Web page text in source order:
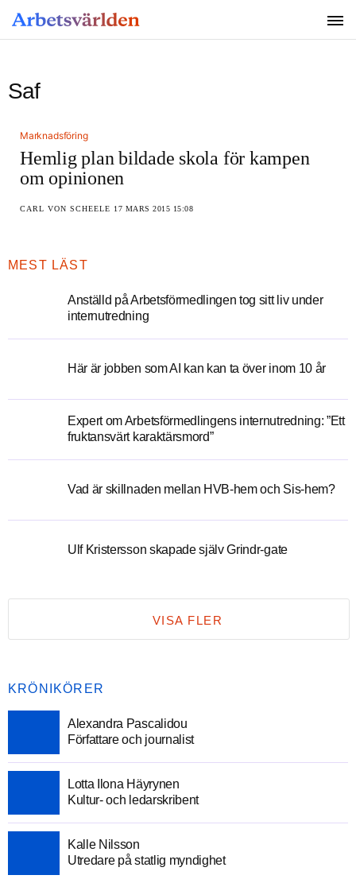
Saf
Marknadsföring
Hemlig plan bildade skola för kampen
om opinionen
CARL VON SCHEELE 17 MARS 2015 15:08
MEST LÄST
Anställd på Arbetsförmedlingen tog sitt liv under
internutredning
Här är jobben som AI kan kan ta över inom 10 år
Expert om Arbetsförmedlingens internutredning: ”Ett
fruktansvärt karaktärsmord”
Vad är skillnaden mellan HVB-hem och Sis-hem?
Ulf Kristersson skapade själv Grindr-gate
VISA FLER
KRÖNIKÖRER
Alexandra Pascalidou
Författare och journalist
Lotta Ilona Häyrynen
Kultur- och ledarskribent
Kalle Nilsson
Utredare på statlig myndighet